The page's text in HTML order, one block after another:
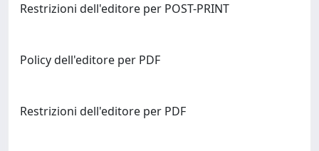
Restrizioni dell'editore per POST-PRINT
Policy dell'editore per PDF
Restrizioni dell'editore per PDF